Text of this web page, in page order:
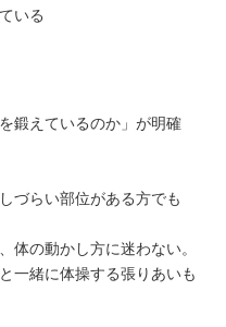
いる
鍛えているのか」が明確
づらい部位がある方でも
体の動かし方に迷わない。
一緒に体操する張りあいも